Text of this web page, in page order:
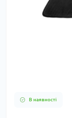
В наявності